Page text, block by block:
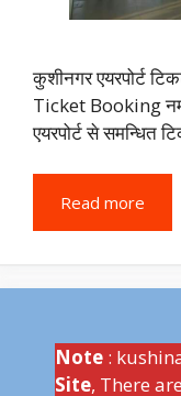
कुशीनगर एयरपोर्ट
Ticket Booking
एयरपोर्ट से समन्धित
Read more
Note :
Site, There